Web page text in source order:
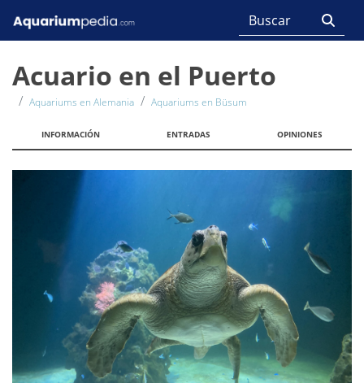
Acuario en el Puerto
Aquariums en Alemania Aquariums en Büsum
INFORMACIÓN ENTRADAS OPINIONES